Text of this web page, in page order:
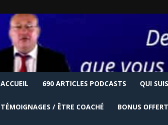
ACCUEIL 690 ARTICLES PODCASTS QUI
TÉMOIGNAGES / ÊTRE COACHÉ BONUS